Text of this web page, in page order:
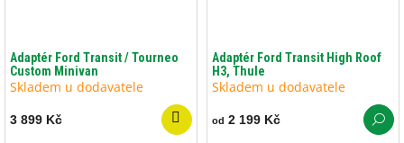
Adaptér Ford Transit / Tourneo
Custom Minivan
Skladem u dodavatele
3 899 Kč
Adaptér Ford Transit High Roof
H3, Thule
Skladem u dodavatele
od 2 199 Kč